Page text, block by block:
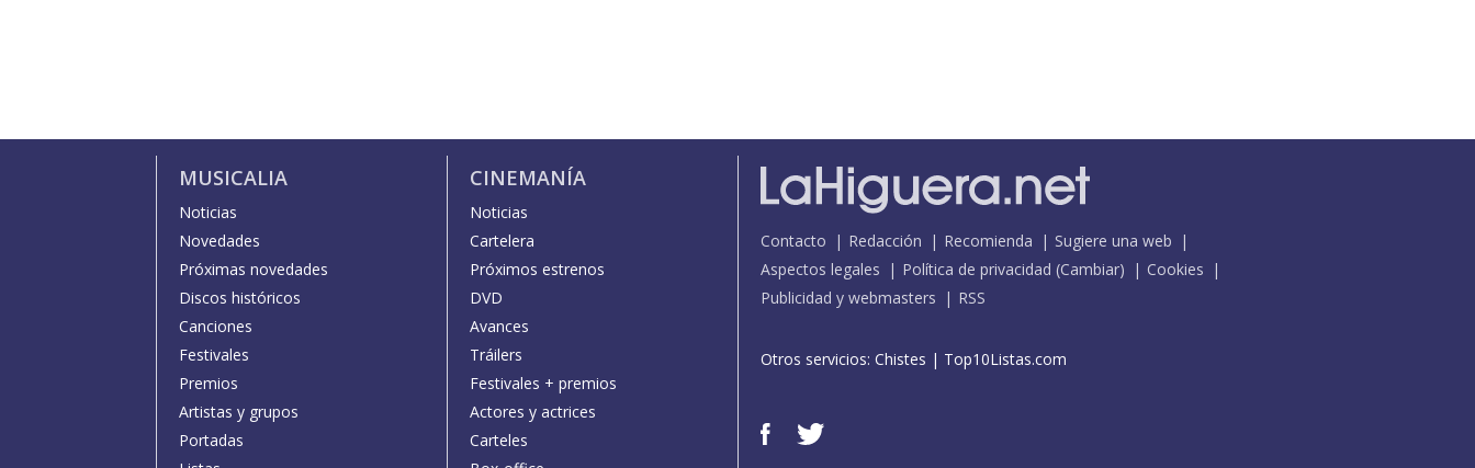
MUSICALIA
Noticias
Novedades
Próximas novedades
Discos históricos
Canciones
Festivales
Premios
Artistas y grupos
Portadas
CINEMANÍA
Noticias
Cartelera
Próximos estrenos
DVD
Avances
Tráilers
Festivales + premios
Actores y actrices
Carteles
Contacto Redacción Recomienda
Sugiere una web
Aspectos legales
Política de privacidad (Cambiar)
Cookies
Publicidad y webmasters
RSS
Otros servicios: Chistes | Top10Listas.com